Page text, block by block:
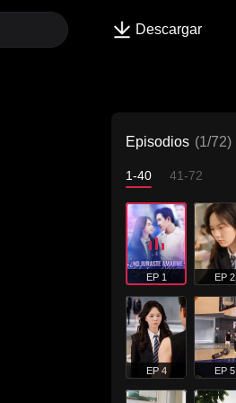
Descargar
Episodios (1/72)
1-40 41-72
EP 1 EP 2
EP 4 EP 5